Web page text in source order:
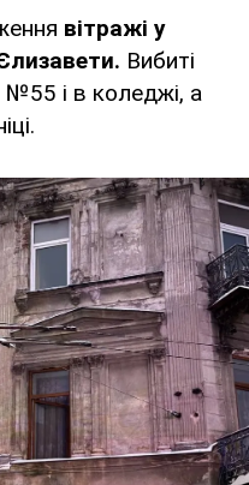
вітражі у
Вибиті
№55 і в коледжі, а